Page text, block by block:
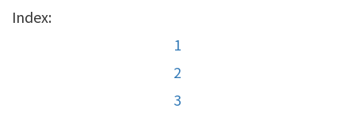
Index:
1
2
3